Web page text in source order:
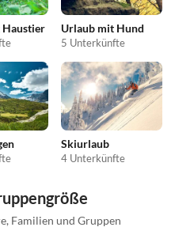
Urlaub mit Hund
5 Unterkünfte
Skiurlaub
4 Unterkünfte
Familien und Gruppen